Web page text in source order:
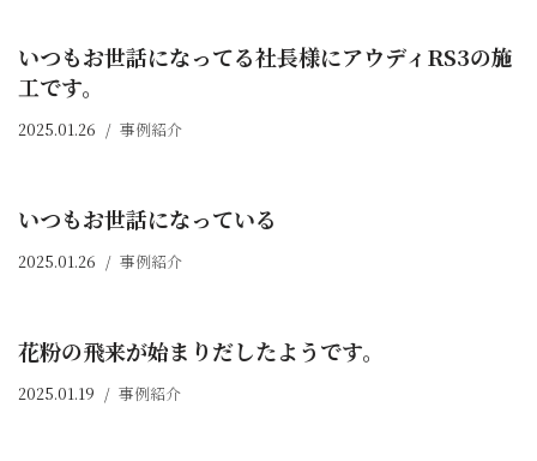
いつもお世話になってる社長様にアウディRS3の施
工です。
2025.01.26 事例紹介
いつもお世話になっている
2025.01.26 事例紹介
花粉の飛来が始まりだしたようです。
2025.01.19 事例紹介